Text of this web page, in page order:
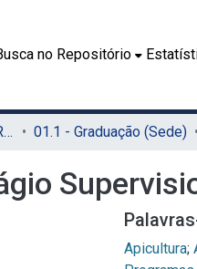
no Repositório
01. Universidade Federal Rural de Pernambuco - UFRPE (Sede) 01.1 - Graduação (Sede)
Apicultura;